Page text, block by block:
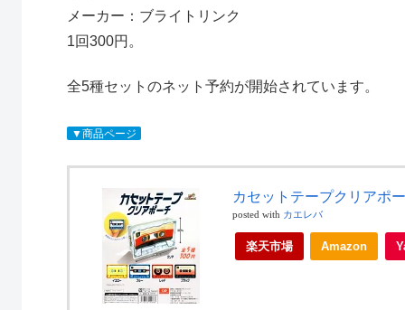
メーカー：ブライトリンク
1回300円。
全5種セットのネット予約が開始されています。
▼商品ページ
カセットテープクリアポ
posted with カエレバ
楽天市場 Amazon